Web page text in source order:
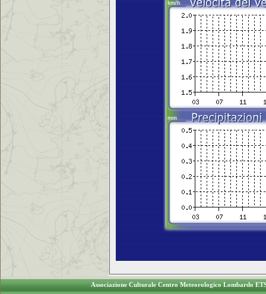
Associazione Culturale Centro Meteorologico Lombardo